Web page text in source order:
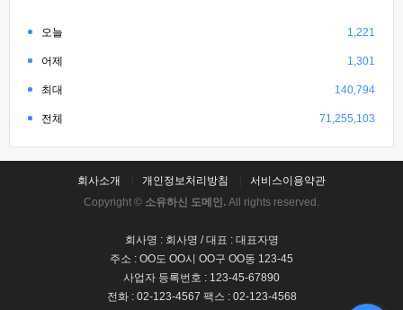
오늘 1,221
어제 1,301
최대 140,794
전체 71,255,103
회사소개 개인정보처리방침
서비스이용약관
Copyright © 소유하신 도메인. All rights reserved.
회사명 : 회사명 / 대표 : 대표자명
주소 : OO도 OO시 OO구 OO동 123-45
사업자 등록번호 : 123-45-67890
전화 : 02-123-4567 팩스 : 02-123-4568